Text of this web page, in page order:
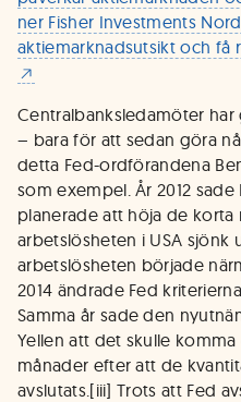
ner Fisher Investments
aktiemarknadsutsikt och
Centralbanksledamöter
– bara för att sedan göra
detta Fed-ordförandena
som exempel. År 2012
planerade att höja de korta
arbetslösheten i USA sjönk
arbetslösheten började
2014 ändrade Fed
Samma år sade den
Yellen att det skulle
månader efter att de
avslutats.[iii] Trots att Fed